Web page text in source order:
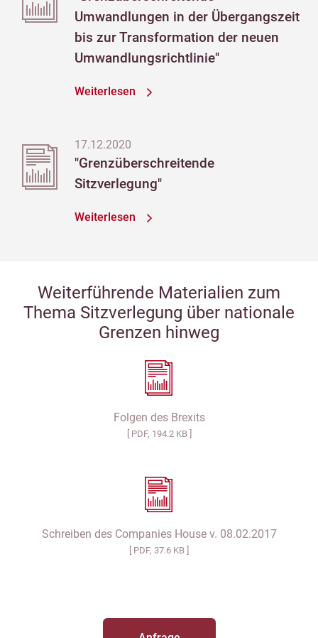
Umwandlungen in der Übergangszeit
bis zur Transformation der neuen
Umwandlungsrichtlinie"
Weiterlesen
17.12.2020
"Grenzüberschreitende
Sitzverlegung"
Weiterlesen
Weiterführende Materialien zum
Thema Sitzverlegung über nationale
Grenzen hinweg
Folgen des Brexits
[ PDF, 194.2 KB ]
Schreiben des Companies House v. 08.02.2017
[ PDF, 37.6 KB ]